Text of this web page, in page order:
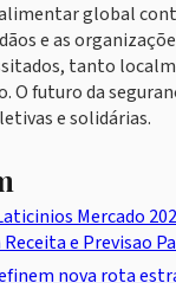
global
e as
tanto
O futuro da
e solidárias.
Mercado
e Previsao
nova rota